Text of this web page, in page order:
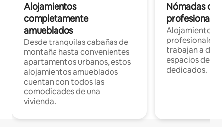
Alojamientos
completamente
amueblados
Desde tranquilas cabañas de
montaña hasta convenientes
apartamentos urbanos, estos
alojamientos amueblados
cuentan con todos las
comodidades de una
vivienda.
Nómadas
Alojamientos
profesionales
trabajan a
espacios de
dedicados.